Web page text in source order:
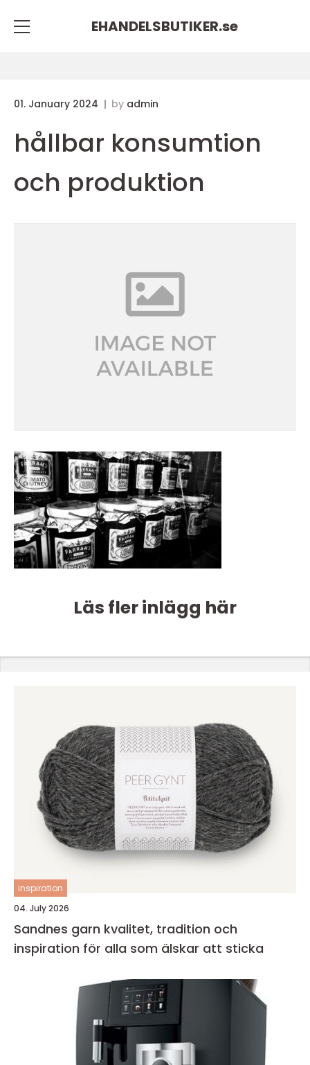
EHANDELSBUTIKER.se
01. January 2024 by admin
hållbar konsumtion
och produktion
Läs fler inlägg här
inspiration
04. July 2026
Sandnes garn kvalitet, tradition och
inspiration för alla som älskar att sticka